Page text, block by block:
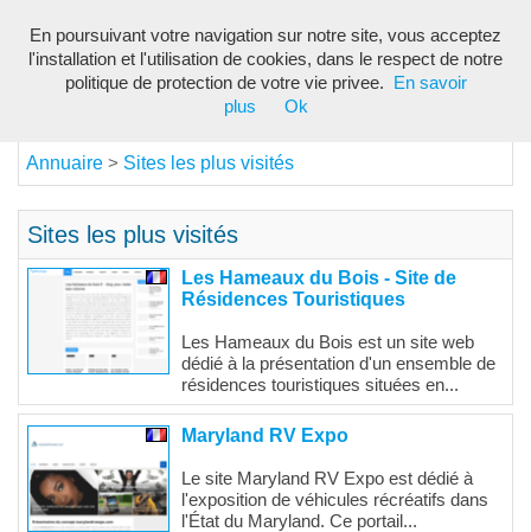
Annuaire > Sites les plus visités
Sites les plus visités
Les Hameaux du Bois - Site de
Résidences Touristiques
Les Hameaux du Bois est un site web
dédié à la présentation d'un ensemble de
résidences touristiques situées en...
Maryland RV Expo
Le site Maryland RV Expo est dédié à
l'exposition de véhicules récréatifs dans
l'État du Maryland. Ce portail...
En poursuivant votre navigation sur notre site, vous acceptez
l'installation et l'utilisation de cookies, dans le respect de notre
politique de protection de votre vie privee.
En savoir
plus
Ok